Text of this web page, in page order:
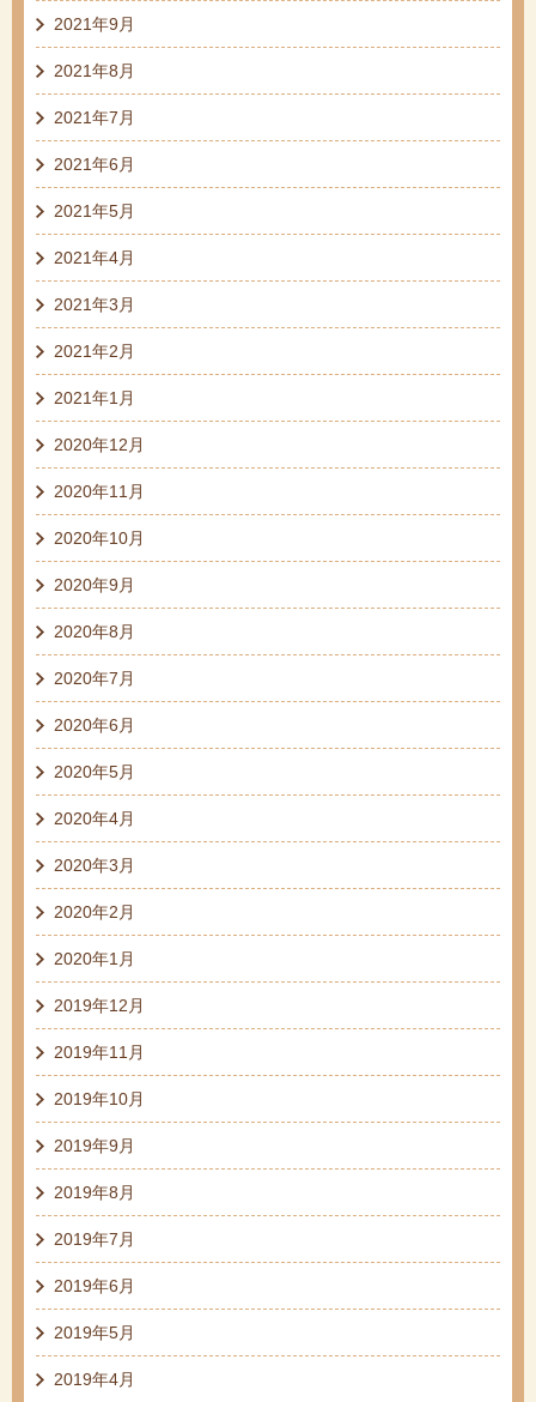
2021年9月
2021年8月
2021年7月
2021年6月
2021年5月
2021年4月
2021年3月
2021年2月
2021年1月
2020年12月
2020年11月
2020年10月
2020年9月
2020年8月
2020年7月
2020年6月
2020年5月
2020年4月
2020年3月
2020年2月
2020年1月
2019年12月
2019年11月
2019年10月
2019年9月
2019年8月
2019年7月
2019年6月
2019年5月
2019年4月